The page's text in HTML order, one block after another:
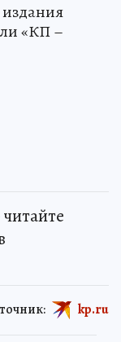
«КП –
kp.ru